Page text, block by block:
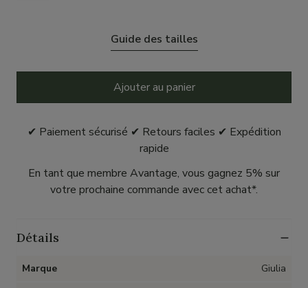
Guide des tailles
Ajouter au panier
✔ Paiement sécurisé ✔ Retours faciles ✔ Expédition
rapide
En tant que membre Avantage, vous gagnez 5% sur
votre prochaine commande avec cet achat*.
Détails
Marque Giulia